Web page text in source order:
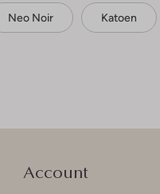
Neo Noir Katoen
Account